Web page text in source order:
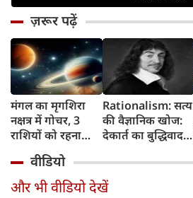
ज़रूर पढ़ें
मंगल का मृगशिरा
नक्षत्र में गोचर, 3
राशियों को रहना
सावधान
Rationalism: सत्य
की वैज्ञानिक खोज:
देकार्त का बुद्धिवाद
का जन्म
वीडियो
और भी वीडियो देखें